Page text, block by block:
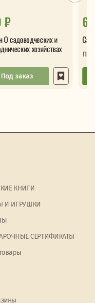
₽
О садоводческих и
хозяйствах
Под заказ
КНИГИ
И ИГРУШКИ
СЕРТИФИКАТЫ